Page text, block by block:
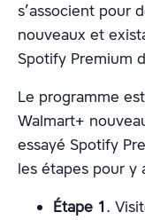
s’associent pour
nouveaux et
Spotify Premium
Le programme
Walmart+
essayé Spotify
les étapes pour y
Étape 1.